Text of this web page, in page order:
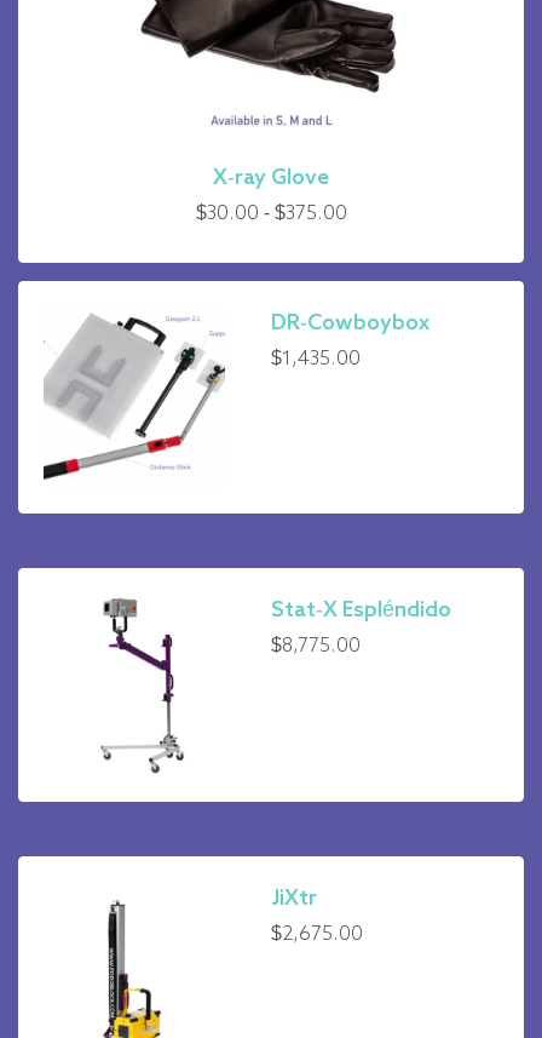
X-ray Glove
$30.00 - $375.00Rango
precios:
de
30,00
DR-Cowboybox
$1,435.00
Stat-X Espléndido
$8,775.00
JiXtr
$2,675.00